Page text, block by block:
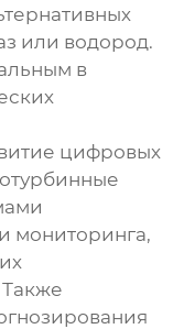
или водород.
в
цифровых
мониторинга,